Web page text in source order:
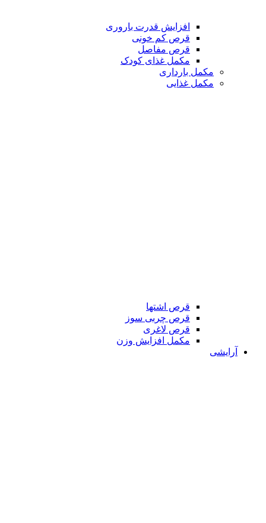
افزایش قدرت باروری
قرص کم خونی
قرص مفاصل
مکمل غذای کودک
مکمل بارداری
مکمل غذایی
قرص اشتها
قرص چربی سوز
قرص لاغری
مکمل افزایش وزن
آرایشی